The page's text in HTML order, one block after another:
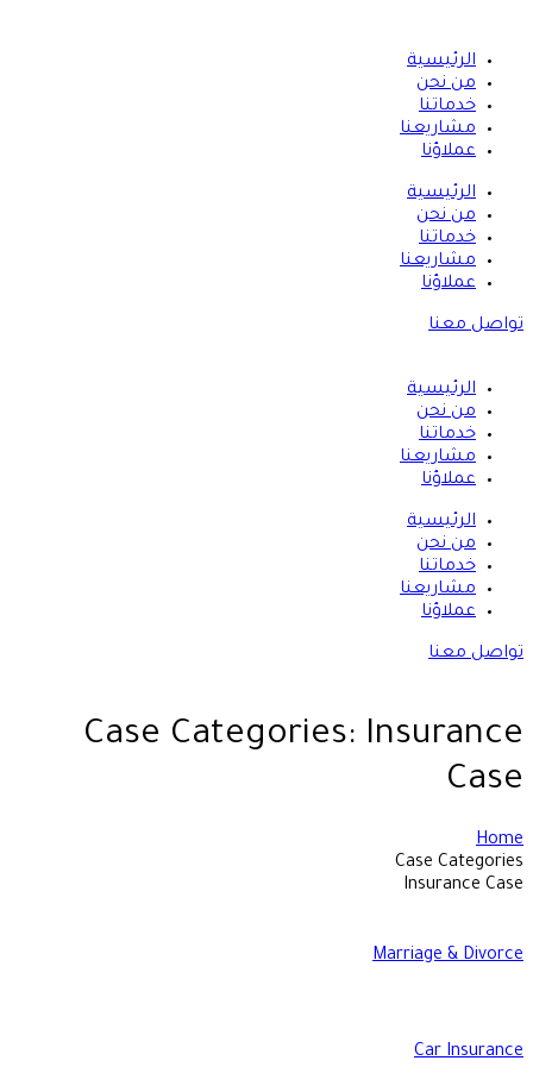
الرئيسية
من نحن
خدماتنا
مشاريعنا
عملاؤنا
الرئيسية
من نحن
خدماتنا
مشاريعنا
عملاؤنا
تواصل معنا
الرئيسية
من نحن
خدماتنا
مشاريعنا
عملاؤنا
الرئيسية
من نحن
خدماتنا
مشاريعنا
عملاؤنا
تواصل معنا
Case Categories: Insurance
Case
Home
Case Categories
Insurance Case
Marriage & Divorce
Car Insurance